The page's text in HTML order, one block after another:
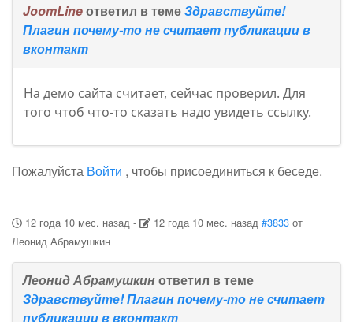
JoomLineответил в темеЗдравствуйте!
Плагин почему-то не считает публикации в
вконтакт
На демо сайта считает, сейчас проверил. Для
того чтоб что-то сказать надо увидеть ссылку.
Пожалуйста Войти , чтобы присоединиться к беседе.
12 года 10 мес. назад- 12 года 10 мес. назад #3833 от
Леонид Абрамушкин
Леонид Абрамушкинответил в теме
Здравствуйте! Плагин почему-то не считает
публикации в вконтакт